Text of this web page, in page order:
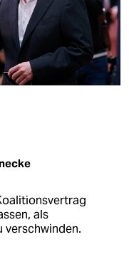
als
verschwinden.